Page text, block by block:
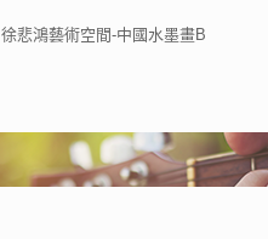
徐悲鴻藝術空間-中國水墨畫B